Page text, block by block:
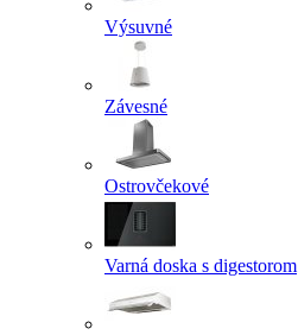
Výsuvné
Závesné
Ostrovčekové
Varná doska s digestorom